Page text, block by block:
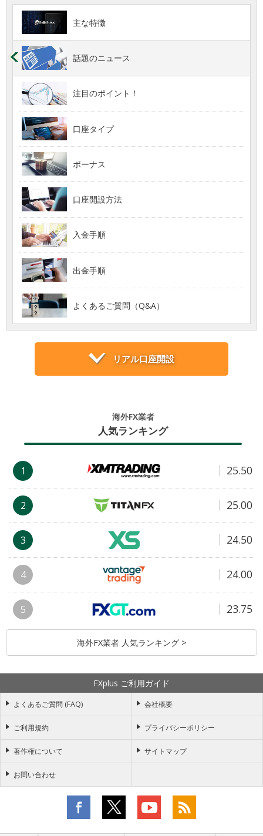
主な特徴
話題のニュース
注目のポイント！
口座タイプ
ボーナス
口座開設方法
入金手順
出金手順
よくあるご質問（Q&A）
リアル口座開設
海外FX業者
人気ランキング
1 25.50
2 25.00
3 24.50
4 24.00
5 23.75
海外FX業者 人気ランキング >
FXplus ご利用ガイド
よくあるご質問 (FAQ) 会社概要
ご利用規約 プライバシーポリシー
著作権について サイトマップ
お問い合わせ